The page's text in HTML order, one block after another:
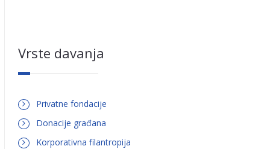
Vrste davanja
Privatne fondacije
Donacije građana
Korporativna filantropija